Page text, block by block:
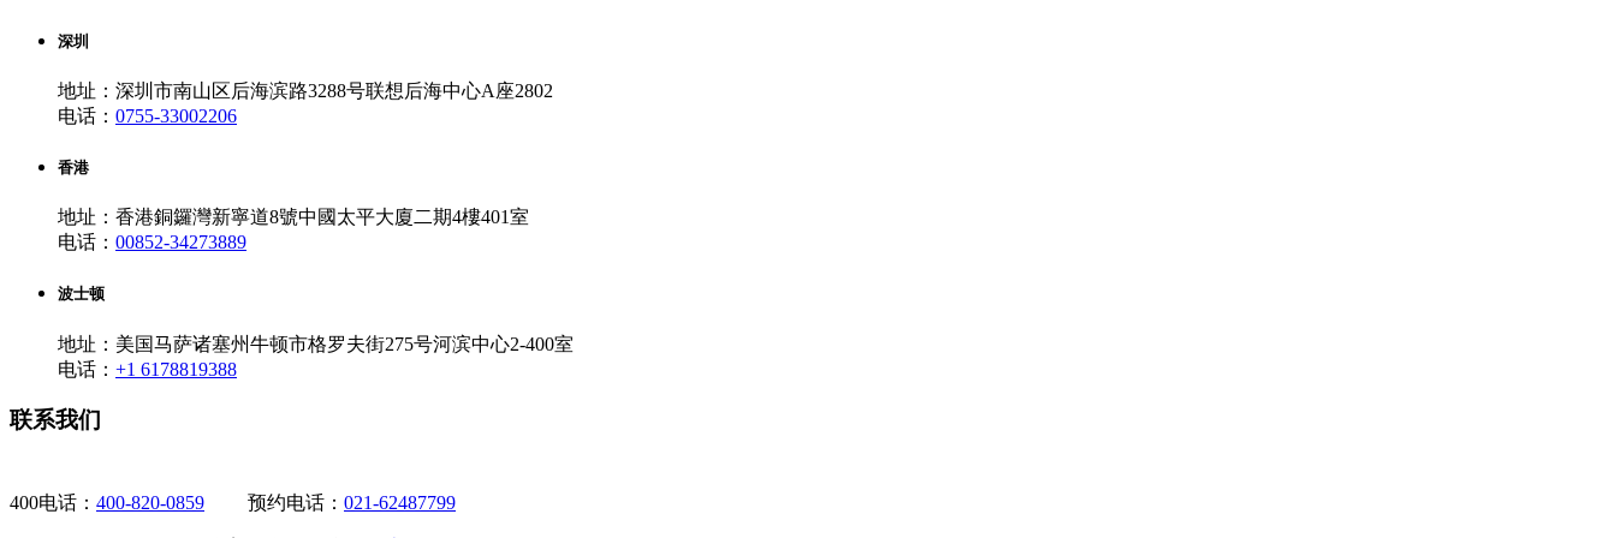
深圳
地址：深圳市南山区后海滨路3288号联想后海中心A座2802
电话： 0755-33002206
香港
地址：香港銅鑼灣新寧道8號中國太平大廈二期4樓401室
电话： 00852-34273889
波士顿
地址：美国马萨诸塞州牛顿市格罗夫街275号河滨中心2-400室
电话： +1 6178819388
联系我们
400电话： 400-820-0859 预约电话： 021-62487799